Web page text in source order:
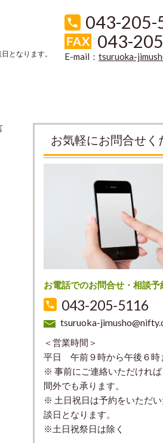
となります。
043-205-
043-
E-mail： tsuruoka-
お気軽にお問合せく
お電話でのお問合せ・相談予
043-205-5116
tsuruoka-
＜営業時間＞
平日 午前９時から午後６時
※ 事前にご連絡いただけれ
間外でも承ります。
※ 土日祝日は予約をいただ
談日となります。
※土日祝祭日は除く